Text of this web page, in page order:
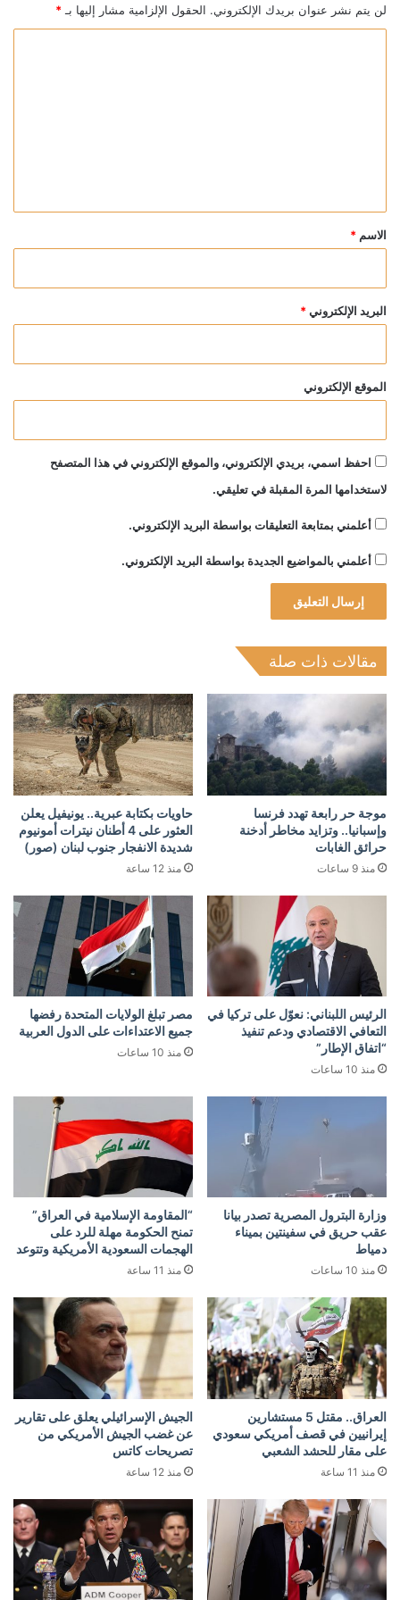
لن يتم نشر عنوان بريدك الإلكتروني. الحقول الإلزامية مشار إليها بـ *
*
الاسم *
البريد الإلكتروني *
الموقع الإلكتروني
احفظ اسمي، بريدي الإلكتروني، والموقع الإلكتروني في هذا المتصفح
لاستخدامها المرة المقبلة في تعليقي.
أعلمني بمتابعة التعليقات بواسطة البريد الإلكتروني.
أعلمني بالمواضيع الجديدة بواسطة البريد الإلكتروني.
مقالات ذات صلة
موجة حر رابعة تهدد فرنسا
وإسبانيا.. وتزايد مخاطر أدخنة
حرائق الغابات
منذ 9 ساعات
حاويات بكتابة عبرية.. يونيفيل يعلن
العثور على 4 أطنان نيترات أمونيوم
شديدة الانفجار جنوب لبنان (صور)
منذ 12 ساعة
الرئيس اللبناني: نعوّل على تركيا في
التعافي الاقتصادي ودعم تنفيذ
“اتفاق الإطار”
منذ 10 ساعات
مصر تبلغ الولايات المتحدة رفضها
جميع الاعتداءات على الدول العربية
منذ 10 ساعات
وزارة البترول المصرية تصدر بيانا
عقب حريق في سفينتين بميناء
دمياط
منذ 10 ساعات
“المقاومة الإسلامية في العراق”
تمنح الحكومة مهلة للرد على
الهجمات السعودية الأمريكية وتتوعد
منذ 11 ساعة
العراق.. مقتل 5 مستشارين
إيرانيين في قصف أمريكي سعودي
على مقار للحشد الشعبي
منذ 11 ساعة
الجيش الإسرائيلي يعلق على تقارير
عن غضب الجيش الأمريكي من
تصريحات كاتس
منذ 12 ساعة